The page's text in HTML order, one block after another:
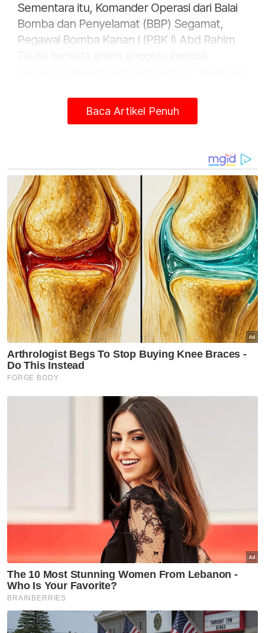
Sementara itu, Komander Operasi dari Balai
Bomba dan Penyelamat (BBP) Segamat,
Pegawai Bomba Kanan I (PBK I) Abd Rahim
Jelas beliau, peralatan khas digunakan untuk
mengeluarkan mangsa.
Artikel Berkaitan:
Lelaki lintas jalan tak guna jejantas maut dilanggar
kereta
Suami isteri nyaris maut, kereta terjunam gara-gara
ikut arahan Google Maps
Pasangan suami isteri maut, persiapan raya jadi
kenangan
Berita Telus & Tulus menerusi E-Mel setiap
Muat turun aplikasi Sinar Harian.Klik di sini!
Kemalangan
Bencana
Baca Artikel Penuh